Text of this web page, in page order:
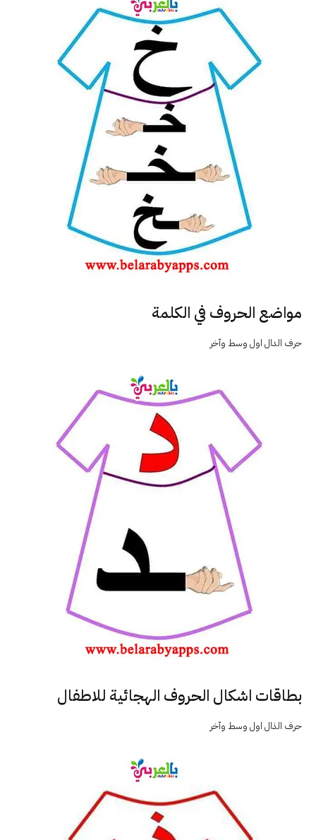
مواضع الحروف في الكلمة
حرف الدال اول وسط وآخر
بطاقات اشكال الحروف الهجائية للاطفال
حرف الذال اول وسط وآخر